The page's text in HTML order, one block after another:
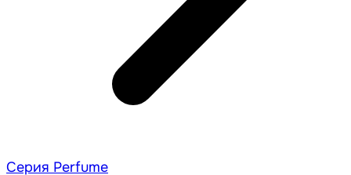
Серия Perfume